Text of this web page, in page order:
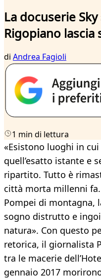
La docuserie
Rigopiano lascia
di Andrea Fagioli
1 min di lettura
«Esistono luoghi in
quell’esatto istante e
ripartito. Tutto è
città morta millenni
Pompei di montagna,
sogno distrutto e
natura». Con questo
retorica, il giornalista
tra le macerie
gennaio 2017